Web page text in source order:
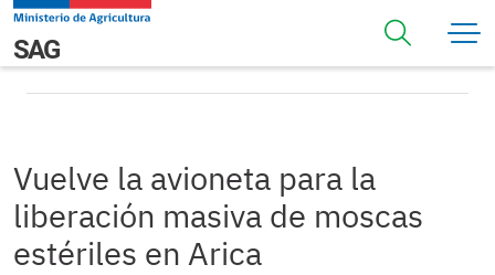
Pasar al contenido principal
Navegación principal
SAGVuelve la avioneta para la liberación masiva de moscas
estériles en Arica
Vuelve la avioneta para la
liberación masiva de moscas
estériles en Arica